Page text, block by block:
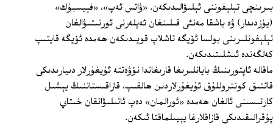
بىرىنچى تېلېفوننى ئېلىۋالىدىكەن. «ۋاتس ئەپ»، «فېيسبۇك»
(يۈزدىدار) ۋە باشقا مەنئى قىلىنغان ئەپلەرنى ئورنىتىۋالغان
تېلېفونلىرىنى بولسا ئۆيگە تاشلاپ قويىدىكەن ھەمدە ئۆيگە قايتىپ
كەلگەندە ئىشلىتىدىكەن.
ماقالە ئاپتورىنىڭ بايانلىرىغا قارىغاندا نۆۋەتتە ئۇيغۇرلار دىيارىدىكى
قاتتىق كونتروللۇق ئۇيغۇرلاردىن ھالقىپ، قازاقىستاننىڭ يېشىل
كارتىسىنى ئالغان ھەمدە «ئورالمان» دەپ ئاتىلىۋاتقان خىتاي
پۇقرالىقىدىكى قازاقلارغا يېيىلماقتا ئىكەن.